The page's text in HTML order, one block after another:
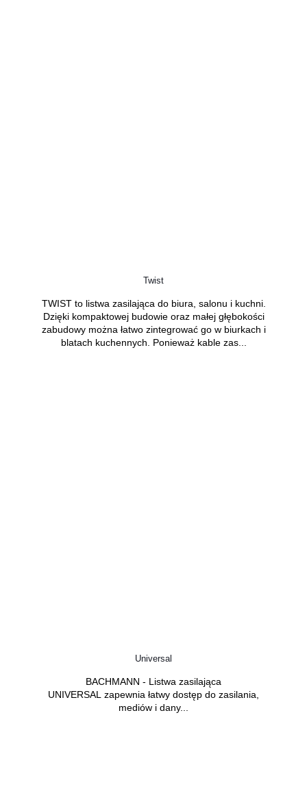
Twist
TWIST to listwa zasilająca do biura, salonu i kuchni.
Dzięki kompaktowej budowie oraz małej głębokości
zabudowy można łatwo zintegrować go w biurkach i
blatach kuchennych. Ponieważ kable zas...
Universal
BACHMANN - Listwa zasilająca
UNIVERSAL zapewnia łatwy dostęp do zasilania,
mediów i dany...